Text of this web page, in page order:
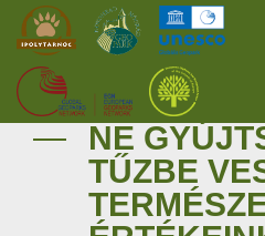
KEZDŐOLDAL
ŐSVILÁGI POMPEJI
NE
TŰZBE